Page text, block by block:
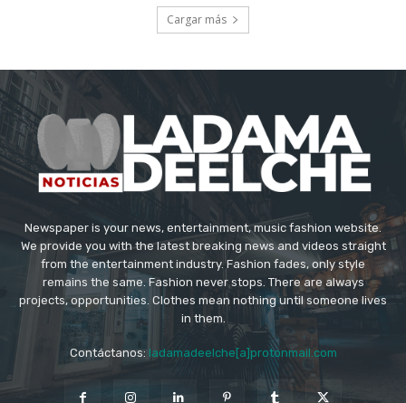
Cargar más
Newspaper is your news, entertainment, music fashion website.
We provide you with the latest breaking news and videos straight
from the entertainment industry. Fashion fades, only style
remains the same. Fashion never stops. There are always
projects, opportunities. Clothes mean nothing until someone lives
in them.
Contáctanos: ladamadeelche[a]protonmail.com